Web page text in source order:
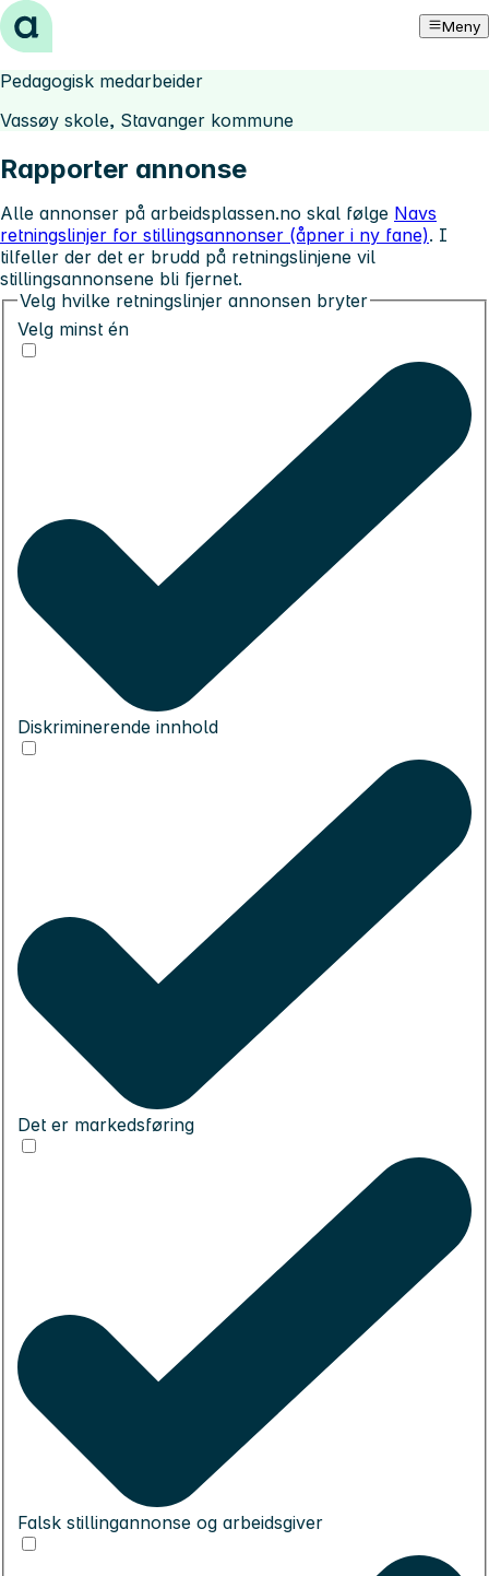
Hopp til innhold Meny
Pedagogisk medarbeider
Vassøy skole, Stavanger kommune
Rapporter annonse
Alle annonser på arbeidsplassen.no skal følge Navs
retningslinjer for stillingsannonser (åpner i ny fane). I
tilfeller der det er brudd på retningslinjene vil
stillingsannonsene bli fjernet.
Velg hvilke retningslinjer annonsen bryter
Velg minst én
Diskriminerende innhold
Det er markedsføring
Falsk stillingannonse og arbeidsgiver